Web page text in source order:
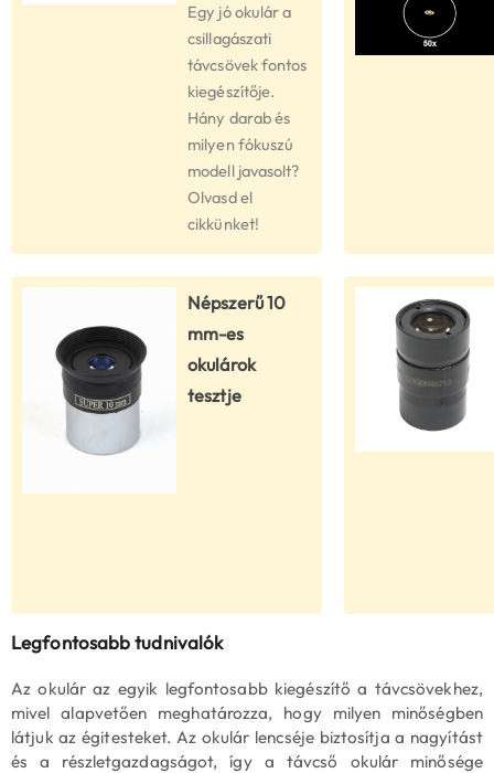
Egy jó okulár a
csillagászati
távcsövek fontos
kiegészítője.
Hány darab és
milyen fókuszú
modell javasolt?
Olvasd el
cikkünket!
Népszerű 10
mm-es
okulárok
tesztje
Legfontosabb tudnivalók
Az okulár az egyik legfontosabb kiegészítő a távcsövekhez,
mivel alapvetően meghatározza, hogy milyen minőségben
látjuk az égitesteket. Az okulár lencséje biztosítja a nagyítást
és a részletgazdagságot, így a távcső okulár minősége